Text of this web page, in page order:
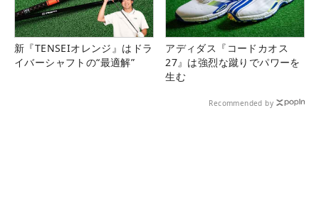
新『TENSEIオレンジ』はドラ
イバーシャフトの“最適解”
アディダス『コードカオス
27』は強烈な蹴りでパワーを
生む
Recommended by